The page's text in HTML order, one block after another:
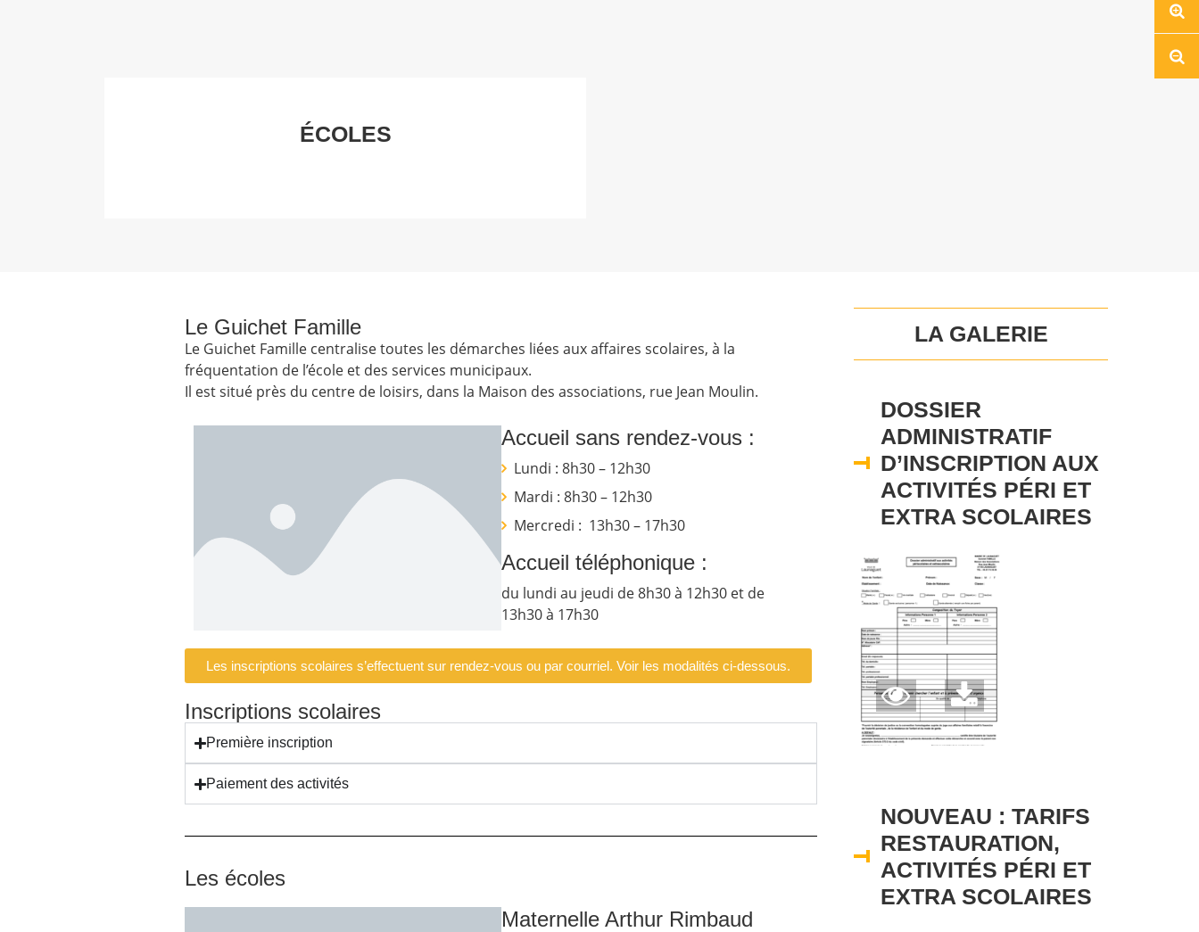
ÉCOLES
Le Guichet Famille
Le Guichet Famille centralise toutes les démarches liées aux affaires scolaires, à la
fréquentation de l’école et des services municipaux.
Il est situé près du centre de loisirs, dans la Maison des associations, rue Jean Moulin.
Accueil sans rendez-vous :
Lundi : 8h30 – 12h30
Mardi : 8h30 – 12h30
Mercredi : 13h30 – 17h30
Accueil téléphonique :
du lundi au jeudi de 8h30 à 12h30 et de
13h30 à 17h30
Les inscriptions scolaires s’effectuent sur rendez-vous ou par courriel. Voir les modalités ci-dessous.
Inscriptions scolaires
Première inscription
Paiement des activités
Les écoles
Maternelle Arthur Rimbaud
LA GALERIE
DOSSIER
ADMINISTRATIF
D’INSCRIPTION AUX
ACTIVITÉS PÉRI ET
EXTRA SCOLAIRES
NOUVEAU : TARIFS
RESTAURATION,
ACTIVITÉS PÉRI ET
EXTRA SCOLAIRES